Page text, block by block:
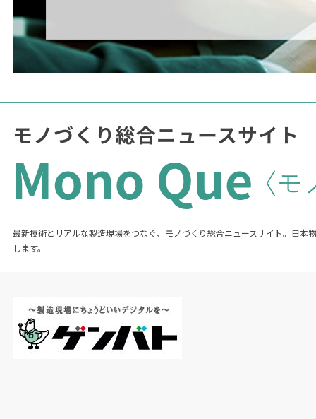
最新技術とリアルな製造現場をつなぐ、モノづくり総合ニュースサイト。日本
します。